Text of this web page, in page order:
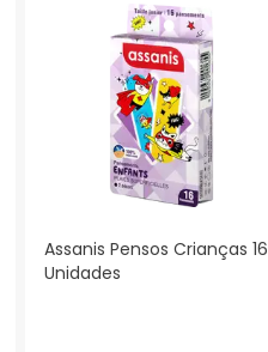
Assanis Pensos Crianças 16
Unidades